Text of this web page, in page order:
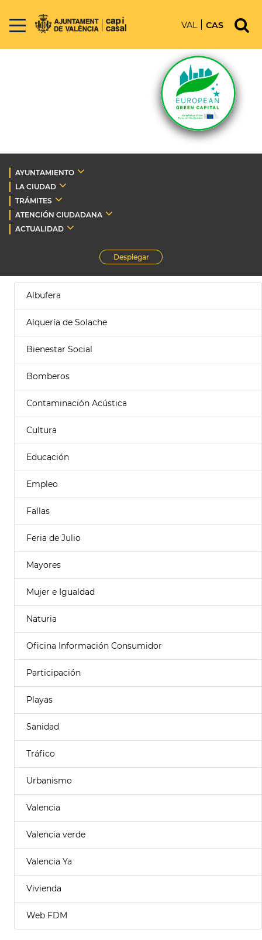
VAL CAS
AYUNTAMIENTO
LA CIUDAD
TRÁMITES
ATENCIÓN CIUDADANA
ACTUALIDAD
Desplegar
Albufera
Alquería de Solache
Bienestar Social
Bomberos
Contaminación Acústica
Cultura
Educación
Empleo
Fallas
Feria de Julio
Mayores
Mujer e Igualdad
Naturia
Oficina Información Consumidor
Participación
Playas
Sanidad
Tráfico
Urbanismo
Valencia
Valencia verde
Valencia Ya
Vivienda
Web FDM